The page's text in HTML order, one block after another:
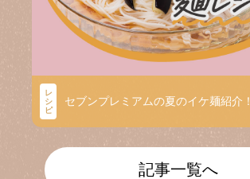
レ
シ
ピ
セブンプレミアムの夏のイケ麺紹介！
記事一覧へ